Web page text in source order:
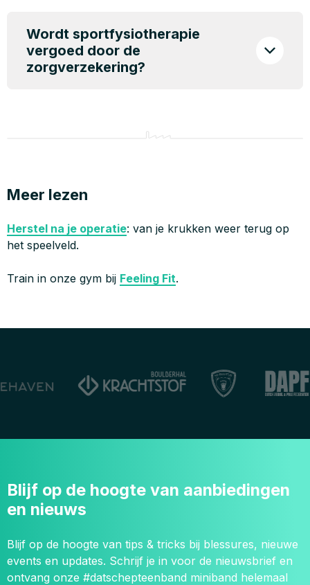
Wordt sportfysiotherapie
vergoed door de
zorgverzekering?
Meer lezen
Herstel na je operatie: van je krukken weer terug op
het speelveld.
Train in onze gym bij Feeling Fit.
Blijf op de hoogte van aanbiedingen
en nieuws
Blijf op de hoogte van tips & tricks bij blessures, nieuwe
events en updates. Schrijf je in voor de nieuwsbrief en
ontvang onze #datschepteenband miniband helemaal